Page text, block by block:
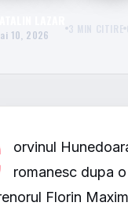
10, 2026 3 MIN CITIRE
orvinul
romanesc dupa
Florin